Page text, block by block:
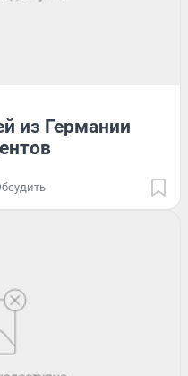
из Германии